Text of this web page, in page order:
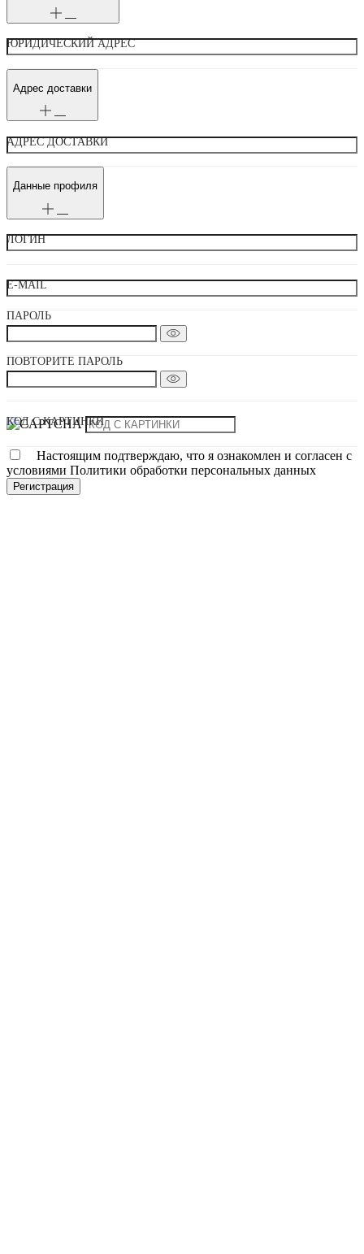
ЮРИДИЧЕСКИЙ АДРЕС
Адрес доставки
АДРЕС ДОСТАВКИ
Данные профиля
ЛОГИН
E-MAIL
ПАРОЛЬ
ПОВТОРИТЕ ПАРОЛЬ
КОД С КАРТИНКИ
Настоящим подтверждаю, что я ознакомлен и согласен с
условиями Политики обработки персональных данных